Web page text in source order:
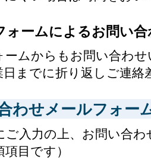
ォームによるお問い合
ームからもお問い合わ
日までに折り返しご連絡
わせメールフォー
ご入力の上、お問い合
目です）